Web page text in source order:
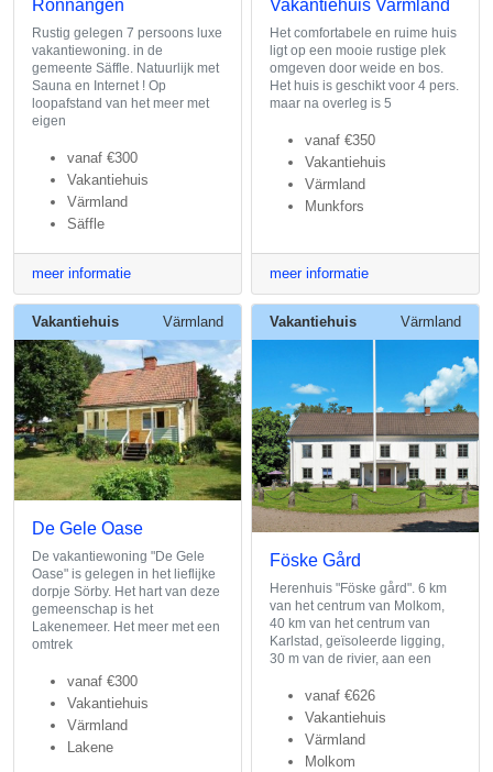
Rönnängen
Rustig gelegen 7 persoons luxe
vakantiewoning. in de
gemeente Säffle. Natuurlijk met
Sauna en Internet ! Op
loopafstand van het meer met
eigen
vanaf €300
Vakantiehuis
Värmland
Säffle
meer informatie
Vakantiehuis Varmland
Het comfortabele en ruime huis
ligt op een mooie rustige plek
omgeven door weide en bos.
Het huis is geschikt voor 4 pers.
maar na overleg is 5
vanaf €350
Vakantiehuis
Värmland
Munkfors
meer informatie
Vakantiehuis Värmland
De Gele Oase
De vakantiewoning "De Gele
Oase" is gelegen in het lieflijke
dorpje Sörby. Het hart van deze
gemeenschap is het
Lakenemeer. Het meer met een
omtrek
vanaf €300
Vakantiehuis
Värmland
Lakene
Vakantiehuis Värmland
Föske Gård
Herenhuis "Föske gård". 6 km
van het centrum van Molkom,
40 km van het centrum van
Karlstad, geïsoleerde ligging,
30 m van de rivier, aan een
vanaf €626
Vakantiehuis
Värmland
Molkom